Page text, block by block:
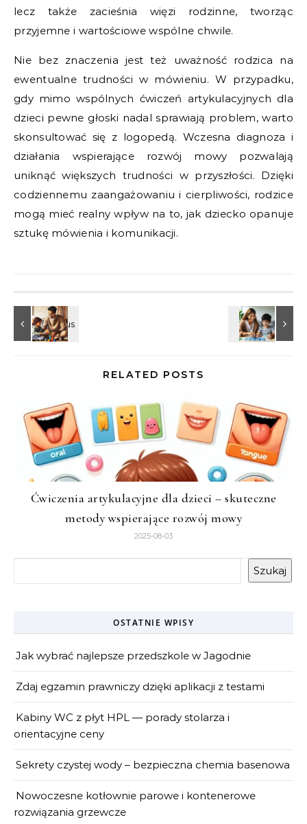
lecz także zacieśnia więzi rodzinne, tworząc
przyjemne i wartościowe wspólne chwile.
Nie bez znaczenia jest też uważność rodzica na
ewentualne trudności w mówieniu. W przypadku,
gdy mimo wspólnych ćwiczeń artykulacyjnych dla
dzieci pewne głoski nadal sprawiają problem, warto
skonsultować się z logopedą. Wczesna diagnoza i
działania wspierające rozwój mowy pozwalają
uniknąć większych trudności w przyszłości. Dzięki
codziennemu zaangażowaniu i cierpliwości, rodzice
mogą mieć realny wpływ na to, jak dziecko opanuje
sztukę mówienia i komunikacji.
RELATED POSTS
Ćwiczenia artykulacyjne dla dzieci – skuteczne
metody wspierające rozwój mowy
2025-08-03
Szukaj
OSTATNIE WPISY
Jak wybrać najlepsze przedszkole w Jagodnie
Zdaj egzamin prawniczy dzięki aplikacji z testami
Kabiny WC z płyt HPL — porady stolarza i
orientacyjne ceny
Sekrety czystej wody – bezpieczna chemia basenowa
Nowoczesne kotłownie parowe i kontenerowe
rozwiązania grzewcze